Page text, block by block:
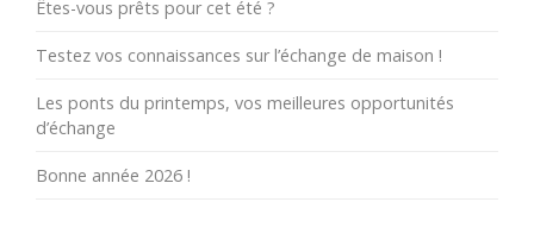
Êtes-vous prêts pour cet été ?
Testez vos connaissances sur l’échange de maison !
Les ponts du printemps, vos meilleures opportunités
d’échange
Bonne année 2026 !